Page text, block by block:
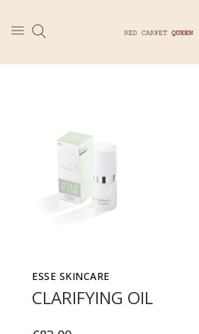
ESSE SKINCARE
CLARIFYING OIL